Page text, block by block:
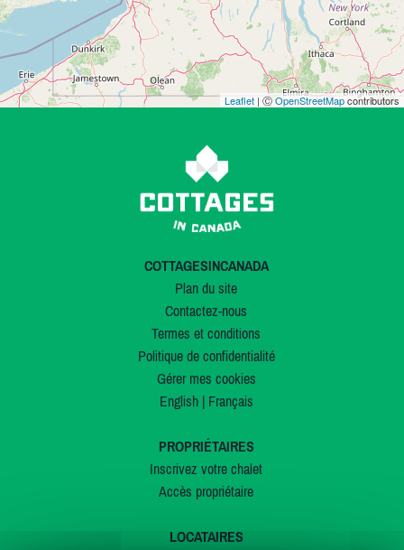
Leaflet | ⒸOpenStreetMapcontributors
COTTAGESINCANADA
Plan du site
Contactez-nous
Termes et conditions
Politique de confidentialité
Gérer mes cookies
English| Français
PROPRIÉTAIRES
Inscrivez votre chalet
Accès propriétaire
LOCATAIRES